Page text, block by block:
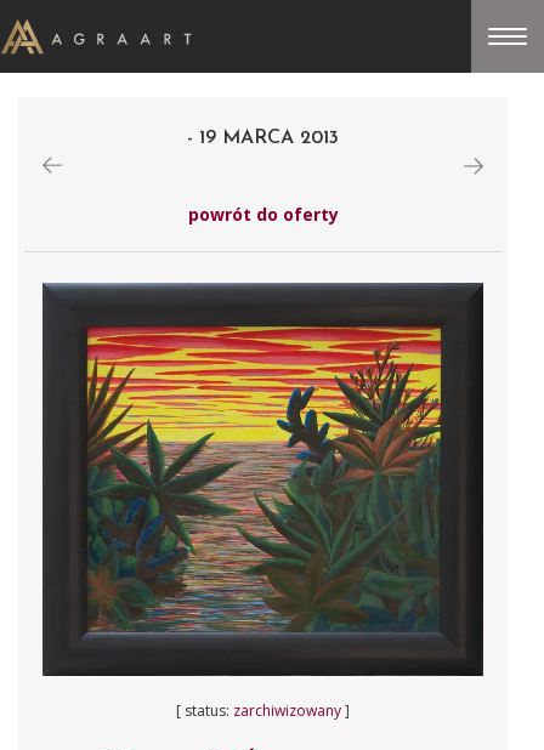
- 19 MARCA 2013
powrót do oferty
[ status: zarchiwizowany]